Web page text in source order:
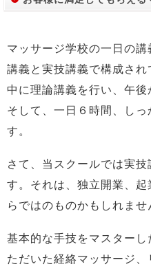
マッサージ学校の一日の
講義と実技講義で構成さ
中に理論講義を行い、午後
そして、一日６時間、し
す。
さて、当スクールでは実
す。それは、独立開業、
らではのものかもしれませ
基本的な手技をマスター
ただいた経絡マッサージ